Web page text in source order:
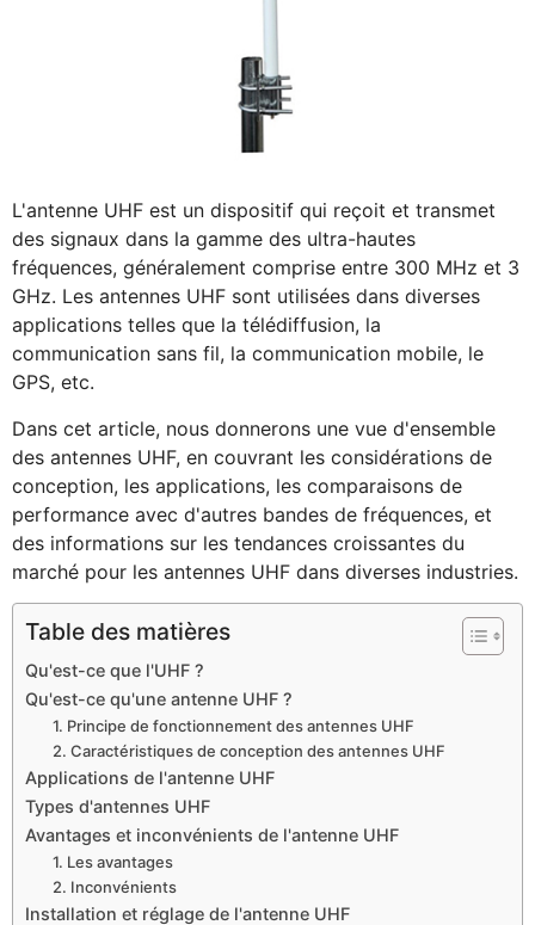
L'antenne UHF est un dispositif qui reçoit et transmet
des signaux dans la gamme des ultra-hautes
fréquences, généralement comprise entre 300 MHz et 3
GHz. Les antennes UHF sont utilisées dans diverses
applications telles que la télédiffusion, la
communication sans fil, la communication mobile, le
GPS, etc.
Dans cet article, nous donnerons une vue d'ensemble
des antennes UHF, en couvrant les considérations de
conception, les applications, les comparaisons de
performance avec d'autres bandes de fréquences, et
des informations sur les tendances croissantes du
marché pour les antennes UHF dans diverses industries.
Table des matières
Qu'est-ce que l'UHF ?
Qu'est-ce qu'une antenne UHF ?
1. Principe de fonctionnement des antennes UHF
2. Caractéristiques de conception des antennes UHF
Applications de l'antenne UHF
Types d'antennes UHF
Avantages et inconvénients de l'antenne UHF
1. Les avantages
2. Inconvénients
Installation et réglage de l'antenne UHF